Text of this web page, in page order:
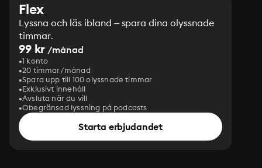
Flex
Lyssna och läs ibland – spara dina olyssnade
timmar.
99 kr /månad
1 konto
20 timmar/månad
Spara upp till 100 olyssnade timmar
Exklusivt innehåll
Avsluta när du vill
Obegränsad lyssning på podcasts
Starta erbjudandet